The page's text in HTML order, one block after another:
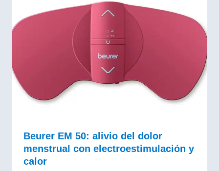
Beurer EM 50: alivio del dolor
menstrual con electroestimulación y
calor